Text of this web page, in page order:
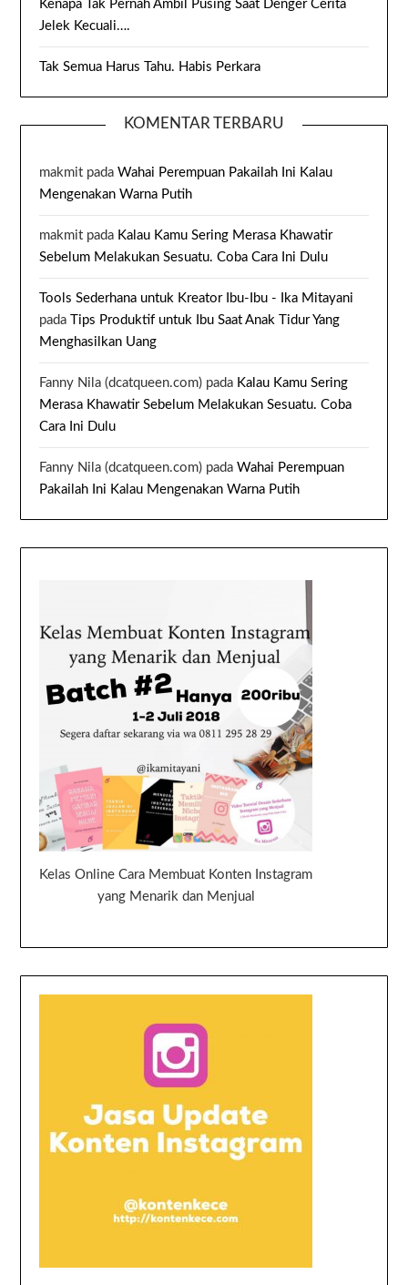
Kenapa Tak Pernah Ambil Pusing Saat Denger Cerita
Jelek Kecuali….
Tak Semua Harus Tahu. Habis Perkara
KOMENTAR TERBARU
makmit padaWahai Perempuan Pakailah Ini Kalau
Mengenakan Warna Putih
makmit pada Kalau Kamu Sering Merasa Khawatir
Sebelum Melakukan Sesuatu. Coba Cara Ini Dulu
Tools Sederhana untuk Kreator Ibu-Ibu - Ika Mitayani
pada
Tips Produktif untuk Ibu Saat Anak Tidur Yang
Menghasilkan Uang
Fanny Nila (dcatqueen.com) pada Kalau Kamu Sering
Merasa Khawatir Sebelum Melakukan Sesuatu. Coba
Cara Ini Dulu
Fanny Nila (dcatqueen.com) padaWahai Perempuan
Pakailah Ini Kalau Mengenakan Warna Putih
Kelas Online Cara Membuat Konten Instagram
yang Menarik dan Menjual